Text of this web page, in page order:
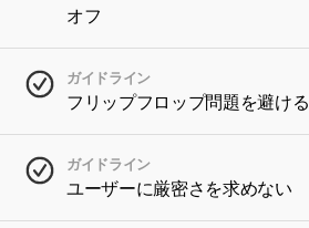
オフ
ガイドライン
フリップフロップ問題を避ける
ガイドライン
ユーザーに厳密さを求めない